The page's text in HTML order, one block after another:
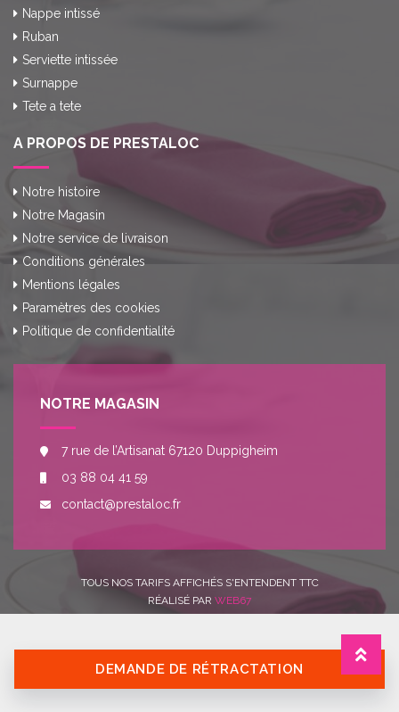
Nappe intissé
Ruban
Serviette intissée
Surnappe
Tete a tete
A PROPOS DE PRESTALOC
Notre histoire
Notre Magasin
Notre service de livraison
Conditions générales
Mentions légales
Paramètres des cookies
Politique de confidentialité
NOTRE MAGASIN
7 rue de l’Artisanat 67120 Duppigheim
03 88 04 41 59
contact@prestaloc.fr
TOUS NOS TARIFS AFFICHÉS S'ENTENDENT TTC
RÉALISÉ PAR WEB67
DEMANDE DE RÉTRACTATION